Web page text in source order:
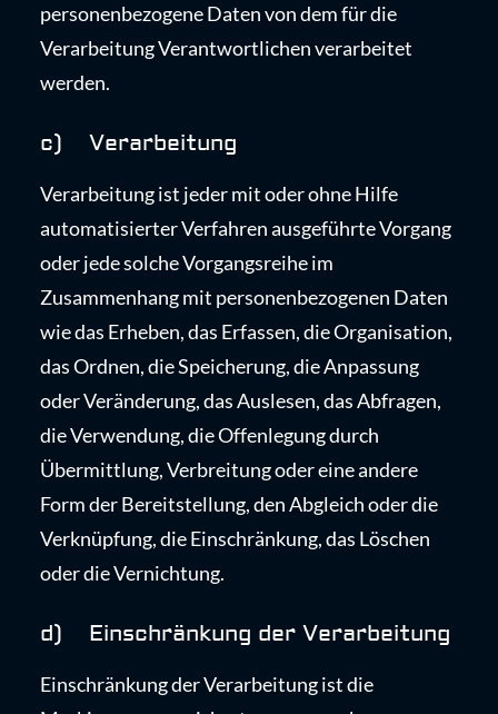
personenbezogene Daten von dem für die
Verarbeitung Verantwortlichen verarbeitet
werden.
c) Verarbeitung
Verarbeitung ist jeder mit oder ohne Hilfe
automatisierter Verfahren ausgeführte Vorgang
oder jede solche Vorgangsreihe im
Zusammenhang mit personenbezogenen Daten
wie das Erheben, das Erfassen, die Organisation,
das Ordnen, die Speicherung, die Anpassung
oder Veränderung, das Auslesen, das Abfragen,
die Verwendung, die Offenlegung durch
Übermittlung, Verbreitung oder eine andere
Form der Bereitstellung, den Abgleich oder die
Verknüpfung, die Einschränkung, das Löschen
oder die Vernichtung.
d) Einschränkung der Verarbeitung
Einschränkung der Verarbeitung ist die